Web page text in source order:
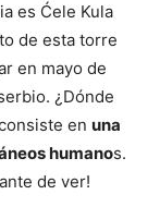
es Ćele Kula
de esta torre
en mayo de
¿Dónde
en una
humanos.
de ver!